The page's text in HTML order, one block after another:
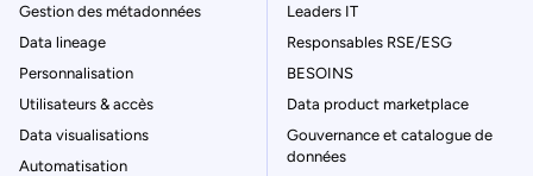
Gestion des métadonnées
Data lineage
Personnalisation
Utilisateurs & accès
Data visualisations
Automatisation
Leaders IT
Responsables RSE/ESG
BESOINS
Data product marketplace
Gouvernance et catalogue de
données